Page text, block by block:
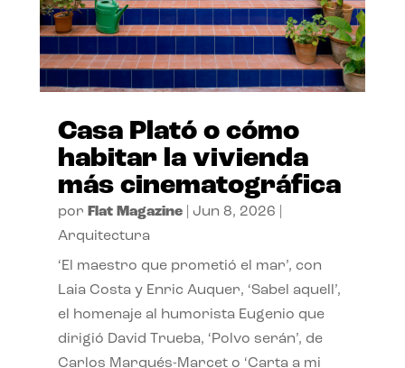
Casa Plató o cómo
habitar la vivienda
más cinematográfica
por Flat Magazine| Jun 8, 2026
Arquitectura
‘El maestro que prometió el mar’, con
Laia Costa y Enric Auquer, ‘Sabel aquell’,
el homenaje al humorista Eugenio que
dirigió David Trueba, ‘Polvo serán’, de
Carlos Marqués-Marcet o ‘Carta a mi